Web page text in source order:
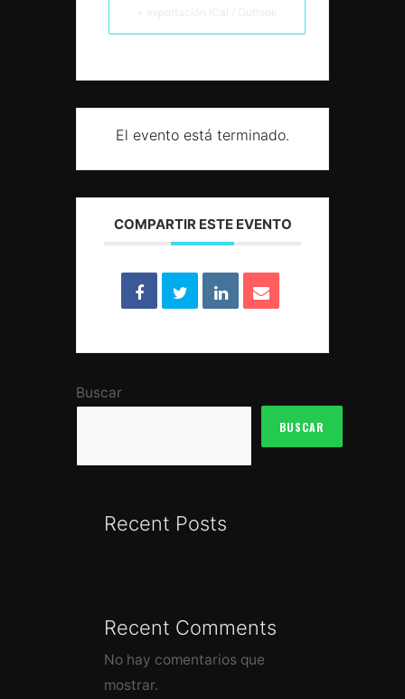
El evento está terminado.
COMPARTIR ESTE EVENTO
Buscar
BUSCAR
Recent Posts
Recent Comments
No hay comentarios que
mostrar.